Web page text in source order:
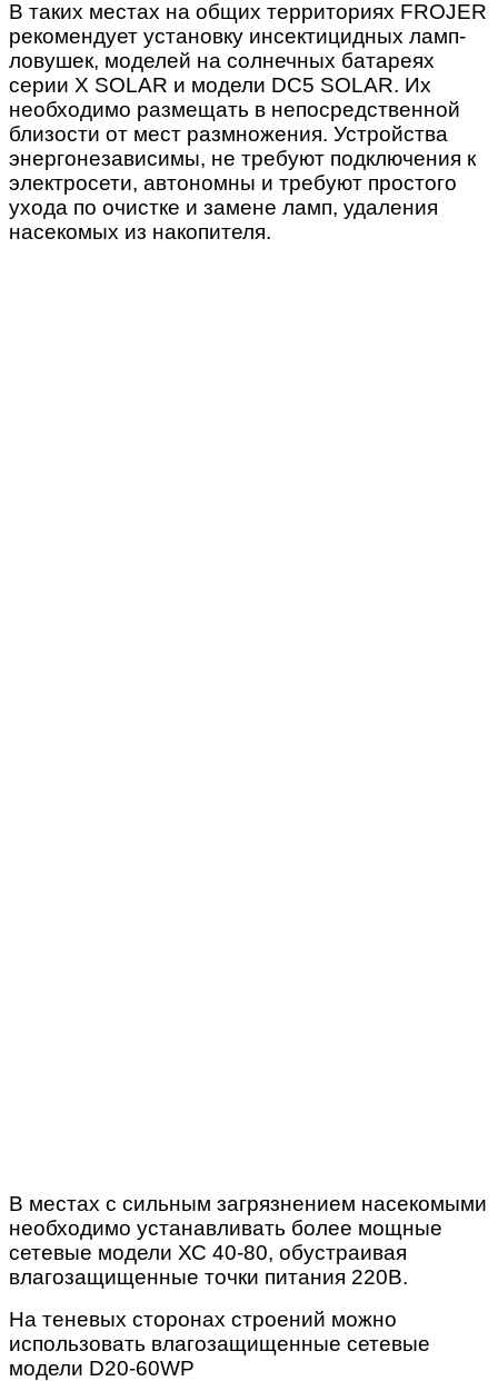
В таких местах на общих территориях FROJER
рекомендует установку инсектицидных ламп-
ловушек, моделей на солнечных батареях
серии X SOLAR и модели DC5 SOLAR. Их
необходимо размещать в непосредственной
близости от мест размножения. Устройства
энергонезависимы, не требуют подключения к
электросети, автономны и требуют простого
ухода по очистке и замене ламп, удаления
насекомых из накопителя.
В местах с сильным загрязнением насекомыми
необходимо устанавливать более мощные
сетевые модели ХС 40-80, обустраивая
влагозащищенные точки питания 220В.
На теневых сторонах строений можно
использовать влагозащищенные сетевые
модели D20-60WP